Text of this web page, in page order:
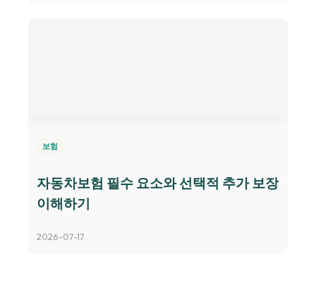
보험
자동차보험 필수 요소와 선택적 추가 보장
이해하기
2026-07-17